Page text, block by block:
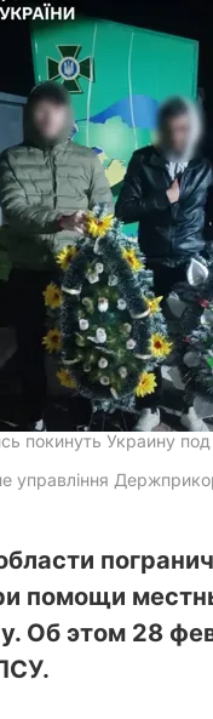
покинуть Украину
управління
помощи
Об этом 28